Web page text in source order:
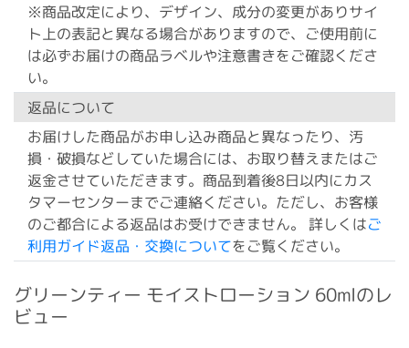
※商品改定により、デザイン、成分の変更がありサイ
ト上の表記と異なる場合がありますので、ご使用前に
は必ずお届けの商品ラベルや注意書きをご確認くださ
い。
返品について
お届けした商品がお申し込み商品と異なったり、汚
損・破損などしていた場合には、お取り替えまたはご
返金させていただきます。商品到着後8日以内にカス
タマーセンターまでご連絡ください。ただし、お客様
のご都合による返品はお受けできません。 詳しくはご
利用ガイド返品・交換についてをご覧ください。
グリーンティー モイストローション 60mlのレ
ビュー